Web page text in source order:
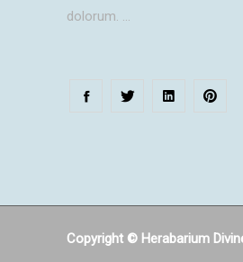
dolorum.
Copyright © Herabarium